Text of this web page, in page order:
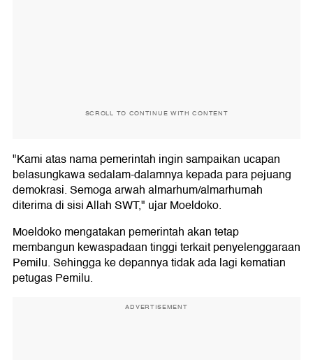
SCROLL TO CONTINUE WITH CONTENT
"Kami atas nama pemerintah ingin sampaikan ucapan
belasungkawa sedalam-dalamnya kepada para pejuang
demokrasi. Semoga arwah almarhum/almarhumah
diterima di sisi Allah SWT," ujar Moeldoko.
Moeldoko mengatakan pemerintah akan tetap
membangun kewaspadaan tinggi terkait penyelenggaraan
Pemilu. Sehingga ke depannya tidak ada lagi kematian
petugas Pemilu.
ADVERTISEMENT